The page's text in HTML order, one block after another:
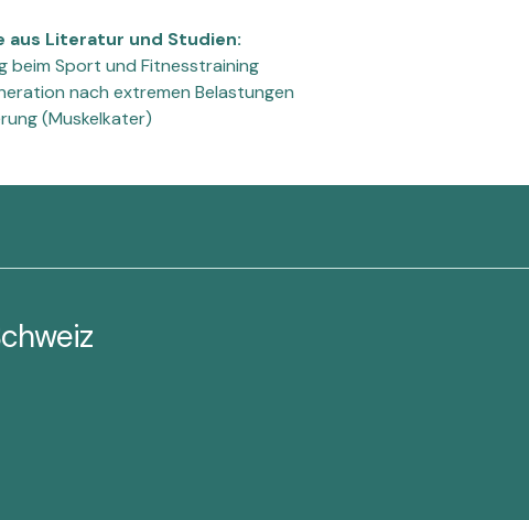
aus Literatur und Studien:
beim Sport und Fitnesstraining
nach extremen Belastungen
(Muskelkater)